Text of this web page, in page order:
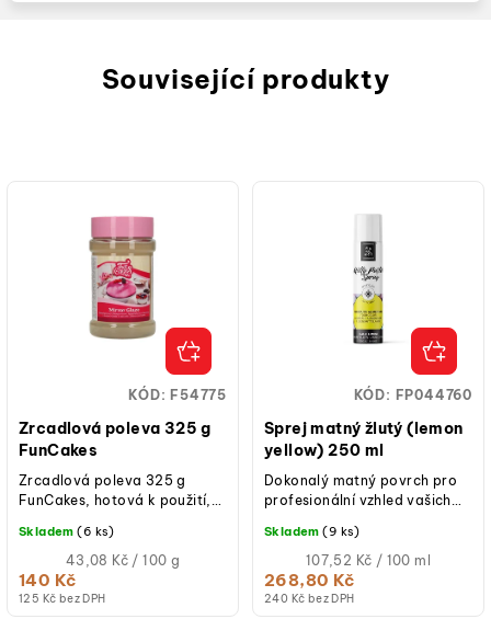
Související produkty
Zrcadlová poleva 325 g
FunCakes
125 Kč bez DPH
140 Kč
Měrná
cena:
(jednotková
43,08 Kč / 100 g
Skladem (6 ks)
Zrcadlová poleva 325 g
FunCakes, hotová k použití,
obarvit, vhodná pro vegany,
na mražené...
KÓD: F54775
Sprej matný žlutý (lemon
yellow) 250 ml
240 Kč bez DPH
268,80 Kč
Měrná
cena:
(jednotková
107,52 Kč / 100 ml
Skladem (9 ks)
Dokonalý matný povrch pro
profesionální vzhled vašich
Via delle Arti je perfektní...
KÓD: FP044760